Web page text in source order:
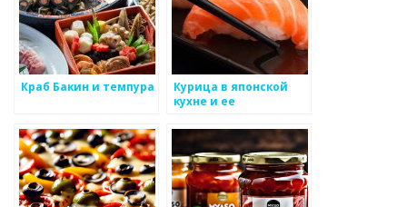
Краб Бакин и темпура
Курица в японской
кухне и ее
рецепты